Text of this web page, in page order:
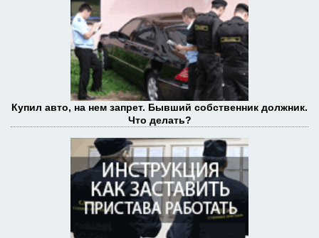
Купил авто, на нем запрет. Бывший собственник должник.
Что делать?